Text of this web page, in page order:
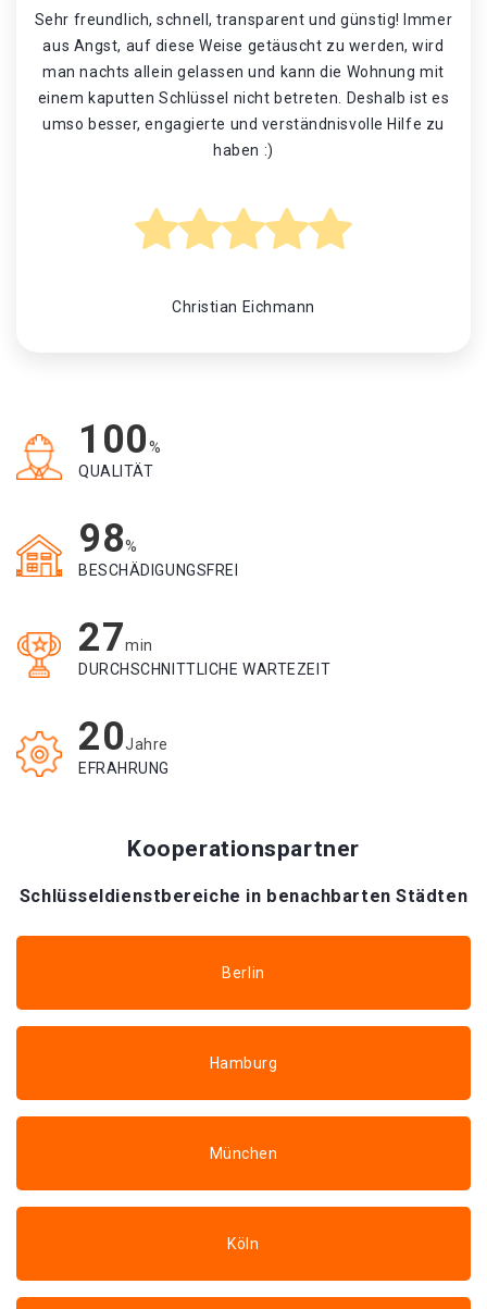
Sehr freundlich, schnell, transparent und günstig! Immer
aus Angst, auf diese Weise getäuscht zu werden, wird
man nachts allein gelassen und kann die Wohnung mit
einem kaputten Schlüssel nicht betreten. Deshalb ist es
umso besser, engagierte und verständnisvolle Hilfe zu
haben :)
Christian Eichmann
100%
QUALITÄT
98%
BESCHÄDIGUNGSFREI
27min
DURCHSCHNITTLICHE WARTEZEIT
20Jahre
EFRAHRUNG
Kooperationspartner
Schlüsseldienstbereiche in benachbarten Städten
Berlin
Hamburg
München
Köln